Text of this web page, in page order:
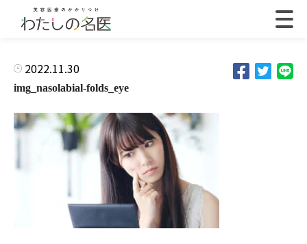
2022.11.30
img_nasolabial-folds_eye